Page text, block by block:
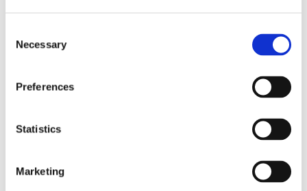
Selection
Necessary
Preferences
Statistics
Marketing
Maximale
Dauerhaftigkeit